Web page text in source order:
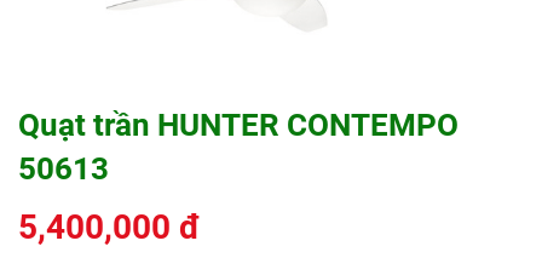
Quạt trần HUNTER CONTEMPO
50613
5,400,000 đ